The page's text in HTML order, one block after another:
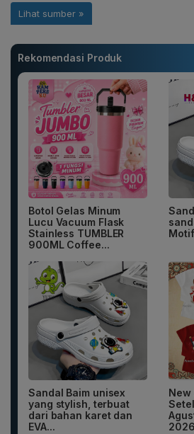
Rekomendasi Produk
Botol Gelas Minum
Lucu Vacuum Flask
Stainless TUMBLER
900ML Coffee...
Sandal Baim unisex
yang stylish, terbuat
dari bahan karet dan
EVA...
New